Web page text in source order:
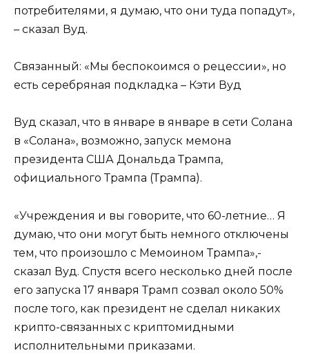
потребителями, я думаю, что они туда попадут»,
– сказал Вуд.
Связанный: «Мы беспокоимся о рецессии», но
есть серебряная подкладка – Кэти Вуд
Вуд сказал, что в январе в январе в сети Солана
в «Солана», возможно, запуск мемона
президента США Дональда Трампа,
официального Трампа (Трампа).
«Учреждения и вы говорите, что 60-летние… Я
думаю, что они могут быть немного отключены
тем, что произошло с Мемоином Трампа»,-
сказал Вуд. Спустя всего несколько дней после
его запуска 17 января Трамп созвал около 50%
после того, как президент не сделал никаких
крипто-связанных с криптомидными
исполнительными приказами.